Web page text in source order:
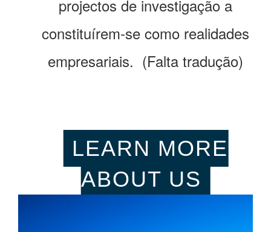
projectos de investigação a
constituírem-se como realidades
empresariais. (Falta tradução)
LEARN MORE
ABOUT US